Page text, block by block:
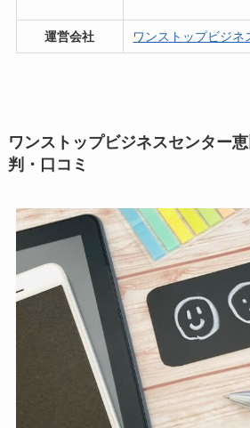
運営会社 ワンストップビジネ
ワンストップビジネスセンター
判・口コミ